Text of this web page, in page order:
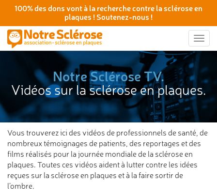
100% des dons vont à la recherche contre la sclérose en
plaques ! Soutenez-nous !
Notre Sclérose TV.
Vidéos sur la sclérose en plaques.
Vous trouverez ici des vidéos de professionnels de santé, de
nombreux témoignages de patients, des reportages et des
films réalisés pour la journée mondiale de la sclérose en
plaques. Toutes ces vidéos aident à lutter contre les idées
reçues sur la sclérose en plaques et à la faire sortir de
l’ombre.